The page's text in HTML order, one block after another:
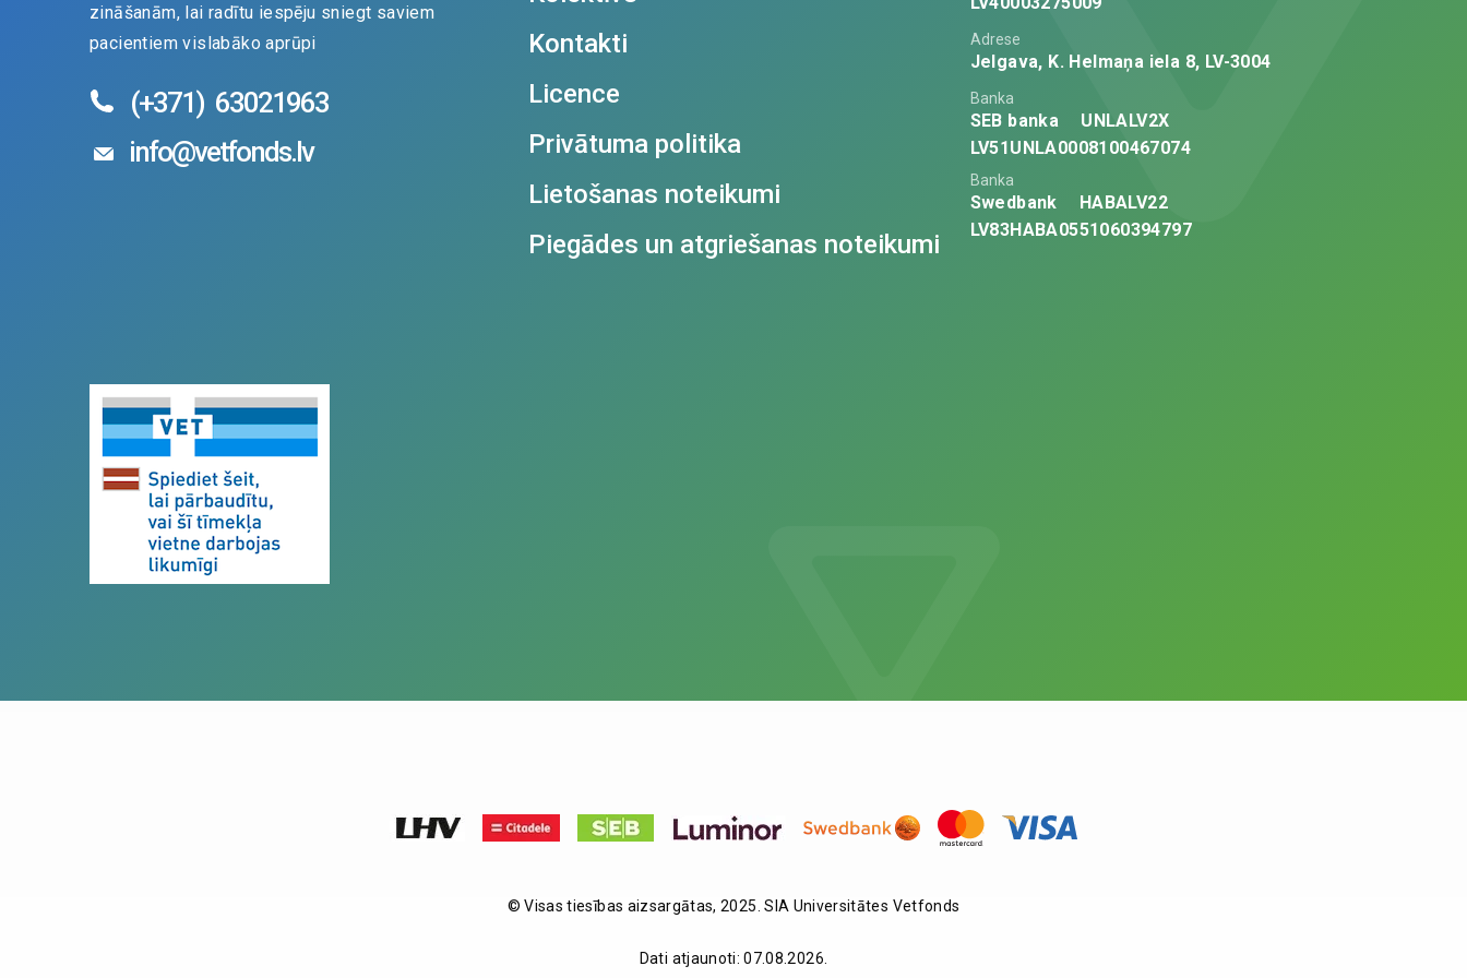
zināšanām, lai radītu iespēju sniegt saviem
pacientiem vislabāko aprūpi
(+371) 63021963
info@vetfonds.lv
Kontakti
Licence
Privātuma politika
Lietošanas noteikumi
Piegādes un atgriešanas noteikumi
Adrese
Jelgava, K. Helmaņa iela 8, LV-3004
Banka
SEB banka
UNLALV2X
LV51UNLA0008100467074
Banka
Swedbank
HABALV22
LV83HABA0551060394797
© Visas tiesības aizsargātas, 2025. SIA Universitātes Vetfonds
Dati atjaunoti: 07.08.2026.